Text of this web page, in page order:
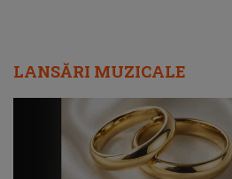
LANSĂRI MUZICALE